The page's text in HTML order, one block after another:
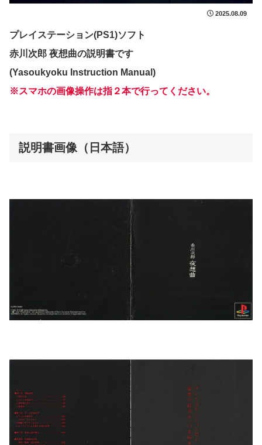
2025.08.09
プレイステーション(PS1)ソフト
赤川次郎 夜想曲の説明書です
(Yasoukyoku Instruction Manual)
※スマホの画像操作は指２本で行ってください。
説明書画像（日本語）